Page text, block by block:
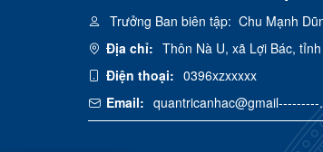
Trưởng Ban biên tập: Chu Mạnh
Địa chỉ: Thôn Nà U, xã Lợi Bác,
Điện thoại: 0396xzxxxxx
Email: quantricanhac@gmail---------